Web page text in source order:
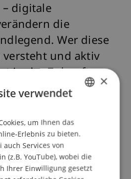
digitale
die
Wer diese
versteht und aktiv
in der Zukunft
×
verwendet
um Ihnen das
Erlebnis zu bieten.
auch Services von
(z.B. YouTube), wobei die
Ihrer Einwilligung gesetzt